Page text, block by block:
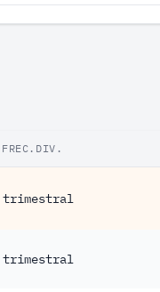
FREC.DIV.
trimestral
trimestral